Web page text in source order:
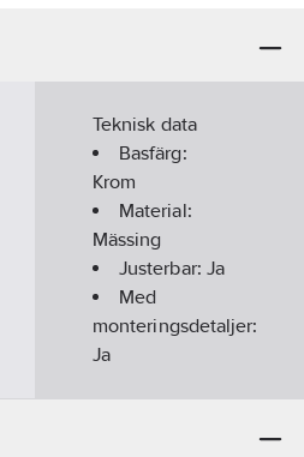
Teknisk data
Basfärg:
Krom
Material:
Mässing
Justerbar: Ja
Med
monteringsdetaljer:
Ja